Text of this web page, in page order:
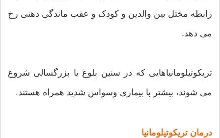
رابطه مختل بین والدین و کودک و عقب ماندگی ذهنی رخ
می دهد.
تریکوتیلومانیاهایی که در سنین بلوغ یا بزرگسالی شروع
می شوند، بیشتر با بیماری وسواس شدید همراه هستند.
درمان تریکوتیلومانیا